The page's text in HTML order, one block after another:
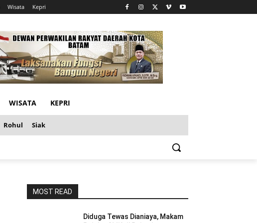
Wisata Kepri
WISATA KEPRI
Rohul Siak
MOST READ
Diduga Tewas Dianiaya, Makam